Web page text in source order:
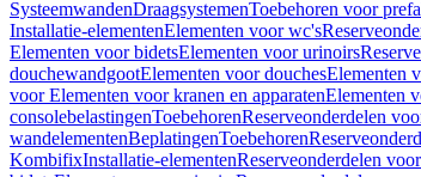
SysteemwandenDraagsystemenToebehoren voor
Installatie-elementenElementen voor wc's
Elementen voor bidetsElementen voor urinoirs
douchewandgootElementen voor douchesElementen
voor Elementen voor kranen en apparatenElementen
consolebelastingenToebehorenReserveonderdelen
wandelementenBeplatingenToebehoren
KombifixInstallatie-elementenReserveonderdelen